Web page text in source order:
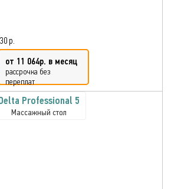
р.
от 11 064р. в месяц
рассрочка без
переплат
Professional 5
Массажный стол